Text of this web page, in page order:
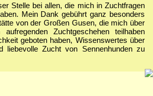
Stelle bei allen, die mich in Zuchtfragen
Mein Dank gebührt ganz besonders
von der Großen Gusen, die mich über
Zuchtgeschehen teilhaben
geboten haben, Wissenswertes über
liebevolle Zucht von Sennenhunden zu